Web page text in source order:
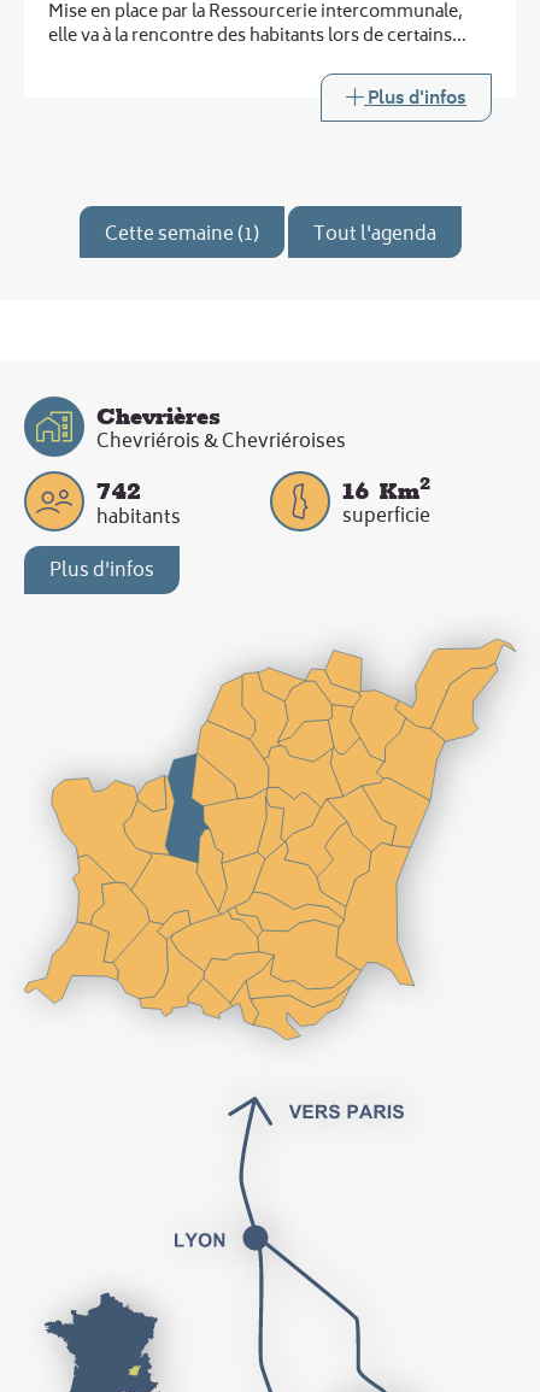
Mise en place par la Ressourcerie intercommunale,
elle va à la rencontre des habitants lors de certains
Plus d'infos
Cette semaine (1) Tout l'agenda
Chevrières
Chevriérois & Chevriéroises
742
habitants
16 Km2
superficie
Plus d'infos